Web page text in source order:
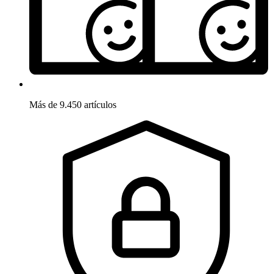
Más de 9.450 artículos